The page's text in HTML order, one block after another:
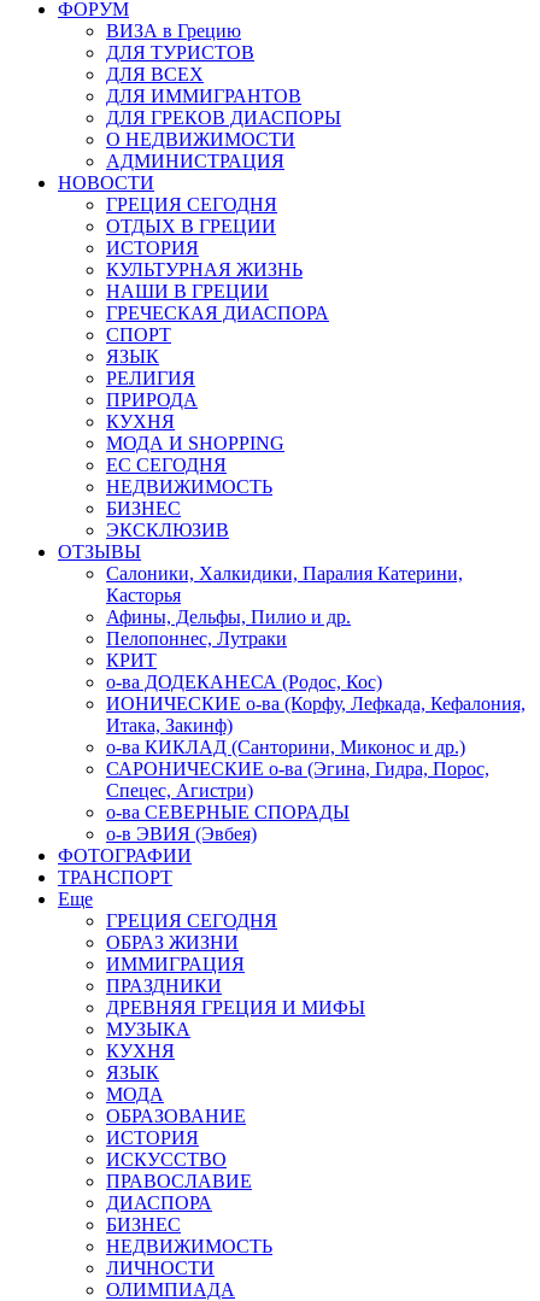
ФОРУМ
ВИЗА в Грецию
ДЛЯ ТУРИСТОВ
ДЛЯ ВСЕХ
ДЛЯ ИММИГРАНТОВ
ДЛЯ ГРЕКОВ ДИАСПОРЫ
О НЕДВИЖИМОСТИ
АДМИНИСТРАЦИЯ
НОВОСТИ
ГРЕЦИЯ СЕГОДНЯ
ОТДЫХ В ГРЕЦИИ
ИСТОРИЯ
КУЛЬТУРНАЯ ЖИЗНЬ
НАШИ В ГРЕЦИИ
ГРЕЧЕСКАЯ ДИАСПОРА
СПОРТ
ЯЗЫК
РЕЛИГИЯ
ПРИРОДА
КУХНЯ
МОДА И SHOPPING
ЕС СЕГОДНЯ
НЕДВИЖИМОСТЬ
БИЗНЕС
ЭКСКЛЮЗИВ
ОТЗЫВЫ
Салоники, Халкидики, Паралия Катерини,
Касторья
Афины, Дельфы, Пилио и др.
Пелопоннес, Лутраки
КРИТ
о-ва ДОДЕКАНЕСА (Родос, Кос)
ИОНИЧЕСКИЕ о-ва (Корфу, Лефкада, Кефалония,
Итака, Закинф)
о-ва КИКЛАД (Санторини, Миконос и др.)
САРОНИЧЕСКИЕ о-ва (Эгина, Гидра, Порос,
Спецес, Агистри)
о-ва СЕВЕРНЫЕ СПОРАДЫ
о-в ЭВИЯ (Эвбея)
ФОТОГРАФИИ
ТРАНСПОРТ
Еще
ГРЕЦИЯ СЕГОДНЯ
ОБРАЗ ЖИЗНИ
ИММИГРАЦИЯ
ПРАЗДНИКИ
ДРЕВНЯЯ ГРЕЦИЯ И МИФЫ
МУЗЫКА
КУХНЯ
ЯЗЫК
МОДА
ОБРАЗОВАНИЕ
ИСТОРИЯ
ИСКУССТВО
ПРАВОСЛАВИЕ
ДИАСПОРА
БИЗНЕС
НЕДВИЖИМОСТЬ
ЛИЧНОСТИ
ОЛИМПИАДА